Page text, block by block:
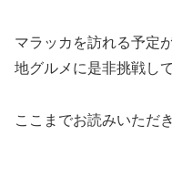
マラッカを訪れる予定
地グルメに是非挑戦し
ここまでお読みいただ